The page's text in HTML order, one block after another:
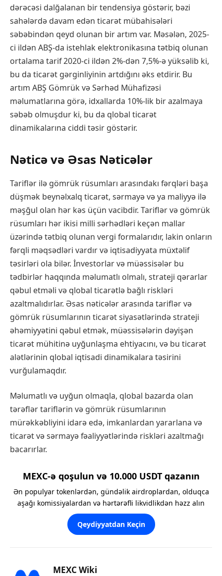
dərəcəsi dalğalanan bir tendensiya göstərir, bəzi
sahələrdə davam edən ticarət mübahisələri
səbəbindən qeyd olunan bir artım var. Məsələn, 2025-
ci ildən ABŞ-da istehlak elektronikasına tətbiq olunan
ortalama tarif 2020-ci ildən 2%-dən 7,5%-ə yüksəlib ki,
bu da ticarət gərginliyinin artdığını əks etdirir. Bu
artım ABŞ Gömrük və Sərhəd Mühafizəsi
məlumatlarına görə, idxallarda 10%-lik bir azalmaya
səbəb olmuşdur ki, bu da qlobal ticarət
dinamikalarına ciddi təsir göstərir.
Nəticə və Əsas Nəticələr
Tariflər ilə gömrük rüsumları arasındakı fərqləri başa
düşmək beynəlxalq ticarət, sərmayə və ya maliyyə ilə
məşğul olan hər kəs üçün vacibdir. Tariflər və gömrük
rüsumları hər ikisi milli sərhədləri keçən mallar
üzərində tətbiq olunan vergi formalarıdır, lakin onların
fərqli məqsədləri vardır və iqtisadiyyata müxtəlif
təsirləri ola bilər. İnvestorlar və müəssisələr bu
tədbirlər haqqında məlumatlı olmalı, strateji qərarlar
qəbul etməli və qlobal ticarətlə bağlı riskləri
azaltmalıdırlar. Əsas nəticələr arasında tariflər və
gömrük rüsumlarının ticarət siyasətlərində strateji
əhəmiyyətini qəbul etmək, müəssisələrin dəyişən
ticarət mühitinə uyğunlaşma ehtiyacını, və bu ticarət
alətlərinin qlobal iqtisadi dinamikalara təsirini
vurğulamaqdır.
Məlumatlı və uyğun olmaqla, qlobal bazarda olan
tərəflər tariflərin və gömrük rüsumlarının
mürəkkəbliyini idarə edə, imkanlardan yararlana və
ticarət və sərmayə fəaliyyətlərində riskləri azaltmağı
bacarırlar.
MEXC-ə qoşulun və 10.000 USDT qazanın
Ən populyar tokenlərdən, gündəlik airdroplardan, olduqca
aşağı komissiyalardan və hərtərəfli likvidlikdən həzz alın
Qeydiyyatdan Keçin
MEXC Wiki